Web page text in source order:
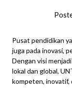
Pusat pendidikan
juga pada inovasi,
Dengan visi
lokal dan global,
kompeten,